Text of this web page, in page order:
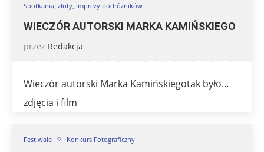
Spotkania, zloty, imprezy podróżników
WIECZÓR AUTORSKI MARKA KAMIŃSKIEGO
przez Redakcja
Wieczór autorski Marka Kamińskiegotak było…
zdjęcia i film
Festiwale Konkurs Fotograficzny